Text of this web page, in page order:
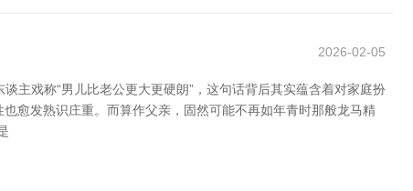
2026-02-05
主戏称“男儿比老公更大更硬朗”，这句话背后其实蕴含着对家庭扮
愈发熟识庄重。而算作父亲，固然可能不再如年青时那般龙马精